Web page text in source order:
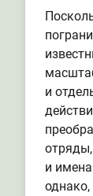
и
и
однако,